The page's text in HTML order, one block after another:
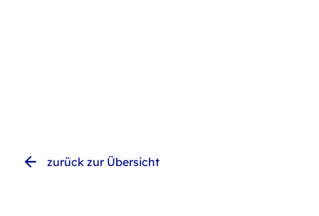
zurück zur Übersicht